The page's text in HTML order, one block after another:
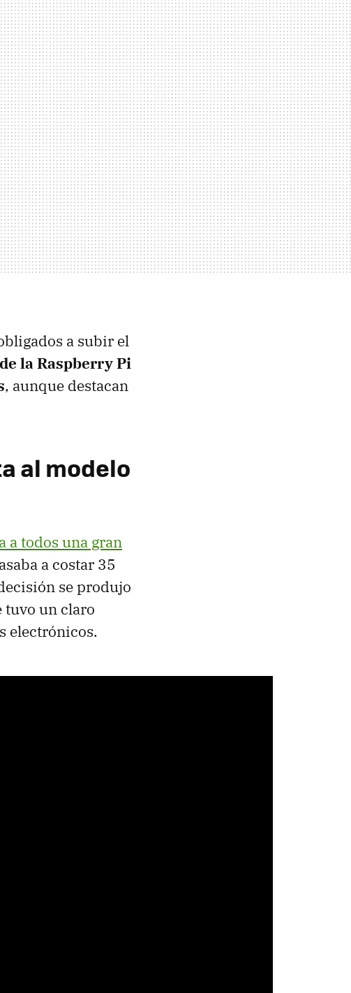
a subir el
la Raspberry Pi
, aunque destacan
al modelo
a todos una gran
a costar 35
se produjo
tuvo un claro
electrónicos.